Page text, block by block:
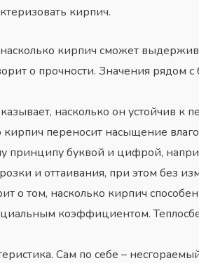
кирпич.
кирпич сможет
о прочности. Значения рядом с
насколько он устойчив к
переносит насыщение
принципу буквой и цифрой,
и оттаивания, при этом без
о том, насколько кирпич
коэффициентом.
Сам по себе –